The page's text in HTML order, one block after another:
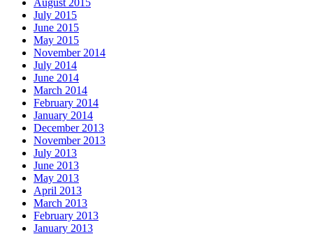
July 2015
June 2015
May 2015
November 2014
July 2014
June 2014
March 2014
February 2014
January 2014
December 2013
November 2013
July 2013
June 2013
May 2013
April 2013
March 2013
February 2013
January 2013